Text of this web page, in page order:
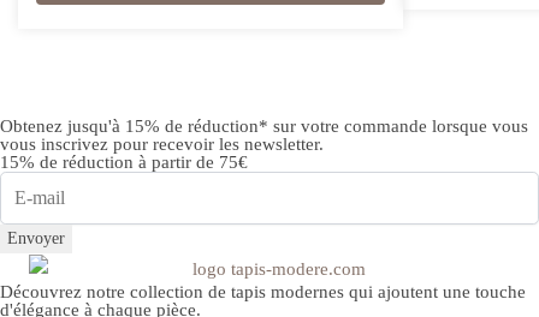
choisies
sur
la
page
du
produit
choisies
page
Obtenez jusqu'à 15% de réduction* sur votre commande lorsque vous
vous inscrivez pour recevoir les newsletter.
15% de réduction à partir de 75€
Envoyer
Découvrez notre collection de tapis modernes qui ajoutent une touche
d'élégance à chaque pièce.